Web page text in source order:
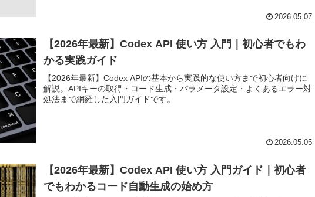
2026.05.07
【2026年最新】Codex API 使い方 入門｜初心者でもわ
かる実践ガイド
【2026年最新】Codex APIの基本から実践的な使い方まで初心者向けに
解説。APIキーの取得・コード生成・パラメータ設定・よくあるエラー対
処法まで網羅した入門ガイドです。
2026.05.05
【2026年最新】Codex API 使い方 入門ガイド｜初心者
でもわかるコード自動生成の始め方